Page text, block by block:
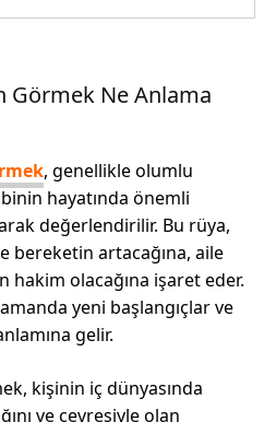
Görmek Ne Anlama
, genellikle olumlu
hayatında önemli
değerlendirilir. Bu rüya,
bereketin artacağına, aile
olacağına işaret eder.
yeni başlangıçlar ve
gelir.
kişinin iç dünyasında
ve çevresiyle olan